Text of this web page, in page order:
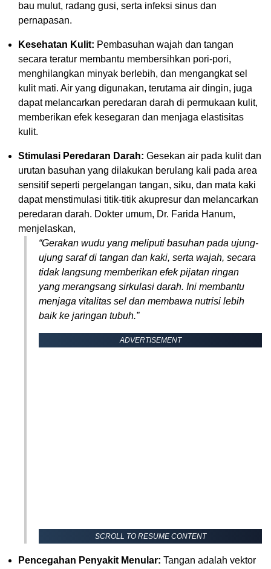
bau mulut, radang gusi, serta infeksi sinus dan
pernapasan.
Kesehatan Kulit: Pembasuhan wajah dan tangan
secara teratur membantu membersihkan pori-pori,
menghilangkan minyak berlebih, dan mengangkat sel
kulit mati. Air yang digunakan, terutama air dingin, juga
dapat melancarkan peredaran darah di permukaan kulit,
memberikan efek kesegaran dan menjaga elastisitas
kulit.
Stimulasi Peredaran Darah: Gesekan air pada kulit dan
urutan basuhan yang dilakukan berulang kali pada area
sensitif seperti pergelangan tangan, siku, dan mata kaki
dapat menstimulasi titik-titik akupresur dan melancarkan
peredaran darah. Dokter umum, Dr. Farida Hanum,
menjelaskan,
“Gerakan wudu yang meliputi basuhan pada ujung-
ujung saraf di tangan dan kaki, serta wajah, secara
tidak langsung memberikan efek pijatan ringan
yang merangsang sirkulasi darah. Ini membantu
menjaga vitalitas sel dan membawa nutrisi lebih
baik ke jaringan tubuh.”
ADVERTISEMENT
SCROLL TO RESUME CONTENT
Pencegahan Penyakit Menular: Tangan adalah vektor